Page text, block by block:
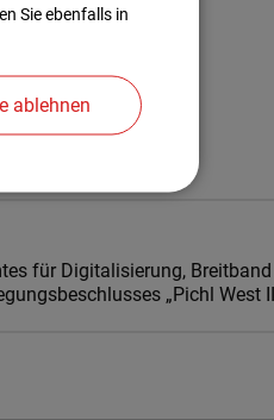
für Digitalisierung,
„Pichl West
Sie ebenfalls in
ablehnen